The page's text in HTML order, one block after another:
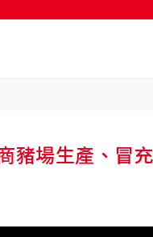
豬場生產、冒